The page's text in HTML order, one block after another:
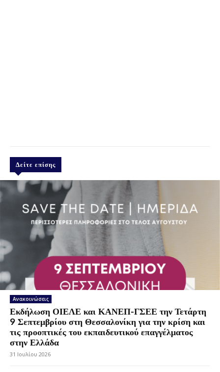
Δείτε επίσης
Ανακοινώσεις
Εκδήλωση ΟΙΕΛΕ και ΚΑΝΕΠ-ΓΣΕΕ την Τετάρτη
9 Σεπτεμβρίου στη Θεσσαλονίκη για την κρίση και
τις προοπτικές του εκπαιδευτικού επαγγέλματος
στην Ελλάδα
31 Ιουλίου 2026